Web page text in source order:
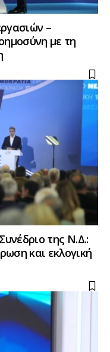
–
με τη
της Ν.Δ.:
και εκλογική